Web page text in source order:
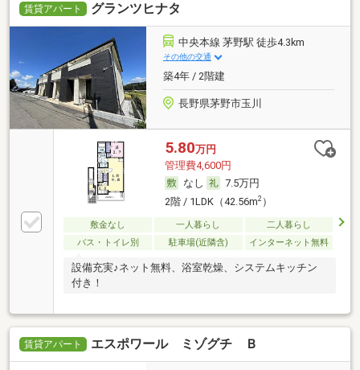
賃貸アパート グランツヒナタ
中央本線 茅野駅 徒歩4.3km
その他の交通
築4年 / 2階建
長野県茅野市玉川
5.80万円
管理費4,600円
なし
7.5万円
2階 / 1LDK（42.56m2）
敷金なし 一人暮らし
二人暮らし
バス・トイレ別
駐車場(近隣含) インターネット無料
設備充実♪ネット無料、浴室乾燥、システムキッチン
付き！
賃貸アパート エスポワール ミゾグチ Ｂ